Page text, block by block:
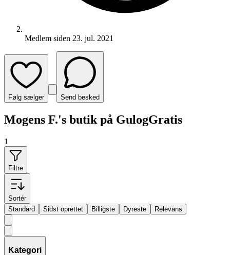
Medlem siden 23. jul. 2021
Følg sælger Send besked
Mogens F.'s butik på GulogGratis
1
Filtre
Sortér
Standard
Sidst oprettet Billigste Dyreste Relevans
Kategori